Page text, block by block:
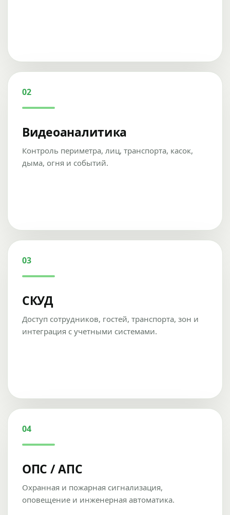
02
Видеоаналитика
Контроль периметра, лиц, транспорта, касок,
дыма, огня и событий.
03
СКУД
Доступ сотрудников, гостей, транспорта, зон и
интеграция с учетными системами.
04
ОПС / АПС
Охранная и пожарная сигнализация,
оповещение и инженерная автоматика.